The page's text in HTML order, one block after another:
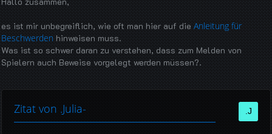
es ist mir unbegreiflich, wie oft man hier auf die Anleitung für
Beschwerden hinweisen muss.
Was ist so schwer daran zu verstehen, dass zum Melden von
Spielern auch Beweise vorgelegt werden müssen?.
Zitat von .Julia-